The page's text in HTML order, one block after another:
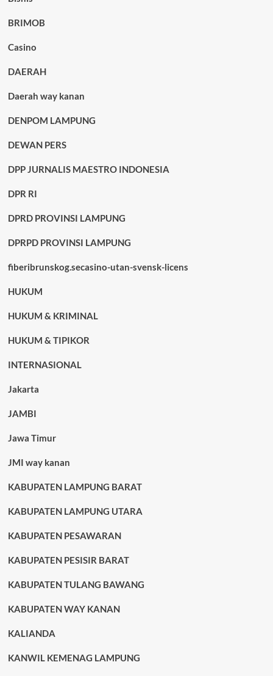
BRIMOB
Casino
DAERAH
Daerah way kanan
DENPOM LAMPUNG
DEWAN PERS
DPP JURNALIS MAESTRO INDONESIA
DPR RI
DPRD PROVINSI LAMPUNG
DPRPD PROVINSI LAMPUNG
fiberibrunskog.secasino-utan-svensk-licens
HUKUM
HUKUM & KRIMINAL
HUKUM & TIPIKOR
INTERNASIONAL
Jakarta
JAMBI
Jawa Timur
JMI way kanan
KABUPATEN LAMPUNG BARAT
KABUPATEN LAMPUNG UTARA
KABUPATEN PESAWARAN
KABUPATEN PESISIR BARAT
KABUPATEN TULANG BAWANG
KABUPATEN WAY KANAN
KALIANDA
KANWIL KEMENAG LAMPUNG